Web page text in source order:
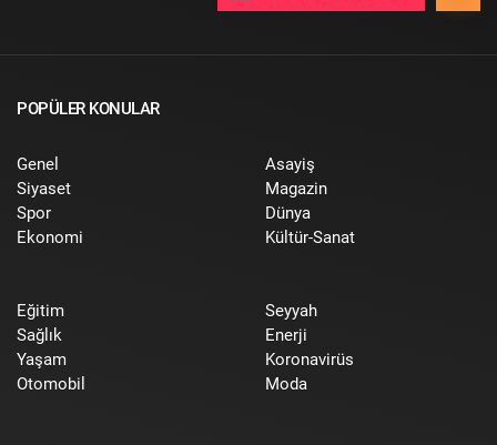
POPÜLER KONULAR
Genel
Siyaset
Spor
Ekonomi
Asayiş
Magazin
Dünya
Kültür-Sanat
Eğitim
Sağlık
Yaşam
Otomobil
Seyyah
Enerji
Koronavirüs
Moda